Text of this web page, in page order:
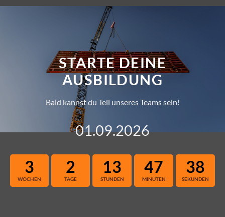
STARTE DEINE
AUSBILDUNG
Bald kannst du Teil unseres Teams sein!
01.09.2026
3
WOCHEN
2
TAGE
13
STUNDEN
47
MINUTEN
37
SEKUNDEN